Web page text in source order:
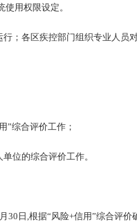
用权限设定。
；各区疾控部门组织专业人员
”综合评价工作；
位的综合评价工作。
30日,根据“风险+信用”综合评